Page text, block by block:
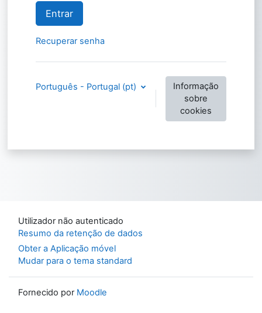
Entrar
Recuperar senha
Português - Portugal ‎(pt)‎
Informação
sobre
cookies
Utilizador não autenticado
Resumo da retenção de dados
Obter a Aplicação móvel
Mudar para o tema standard
Fornecido por Moodle